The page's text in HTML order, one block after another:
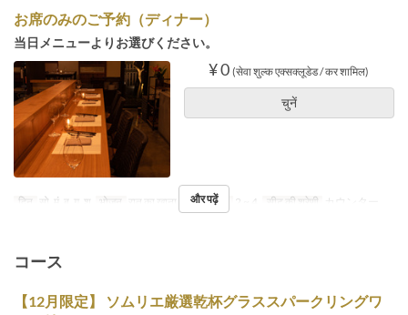
お席のみのご予約（ディナー）
当日メニューよりお選びください。
¥ 0 (सेवा शुल्क एक्सक्लूडेड / कर शामिल)
चुनें
दिन सो, मं, बु, गु, शु भोजन रात का खाना आदेश सीमा 2 ~ 4 सीट की श्रेणी カウンター
और पढ़ें
コース
【12月限定】 ソムリエ厳選乾杯グラススパークリングワ